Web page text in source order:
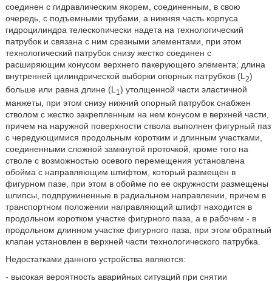
соединен с гидравлическим якорем, соединенным, в свою
очередь, с подъемными трубами, а нижняя часть корпуса
гидроцилиндра телескопически надета на технологический
патрубок и связана с ним срезными элементами, при этом
технологический патрубок снизу жестко соединен с
расширяющим конусом верхнего пакерующего элемента; длина
внутренней цилиндрической выборки опорных патрубков (L 2)
больше или равна длине (L 1 ) утолщенной части эластичной
манжеты, при этом снизу нижний опорный патрубок снабжен
стволом с жестко закрепленным на нем конусом в верхней части,
причем на наружной поверхности ствола выполнен фигурный паз
с чередующимися продольным коротким и длинным участками,
соединенными сложной замкнутой проточкой, кроме того на
стволе с возможностью осевого перемещения установлена
обойма с направляющим штифтом, который размещен в
фигурном пазе, при этом в обойме по ее окружности размещены
шлипсы, подпружиненные в радиальном направлении, причем в
транспортном положении направляющий штифт находится в
продольном коротком участке фигурного паза, а в рабочем - в
продольном длинном участке фигурного паза, при этом обратный
клапан установлен в верхней части технологического патрубка.
Недостатками данного устройства являются:
- высокая вероятность аварийных ситуаций при снятии